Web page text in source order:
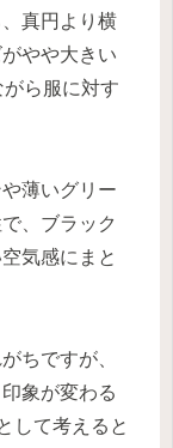
真円より横
やや大きい
ら服に対す
薄いグリー
、ブラック
気感にまと
ちですが、
象が変わる
して考えると